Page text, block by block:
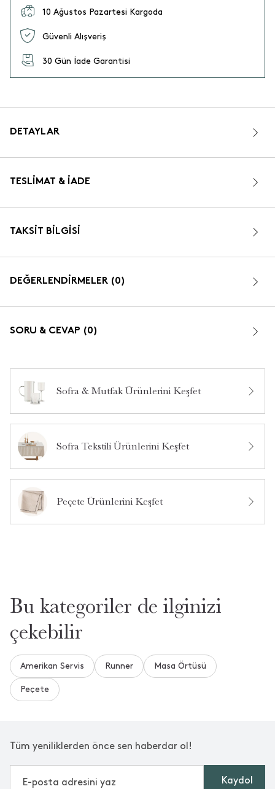
10 Ağustos Pazartesi Kargoda
Güvenli Alışveriş
30 Gün İade Garantisi
DETAYLAR
TESLIMAT & İADE
TAKSIT BILGISI
DEĞERLENDİRMELER (0)
SORU & CEVAP (0)
Bu ürün hakkında daha önce hiç soru sorulmamış.
Ürün Hakkında Soru Sor
Sofra & Mutfak Ürünlerini Keşfet
Sofra Tekstili Ürünlerini Keşfet
Peçete Ürünlerini Keşfet
Bu kategoriler de ilginizi
çekebilir
Amerikan Servis Runner Masa Örtüsü
Peçete
Tüm yeniliklerden önce sen haberdar ol!
Kaydol